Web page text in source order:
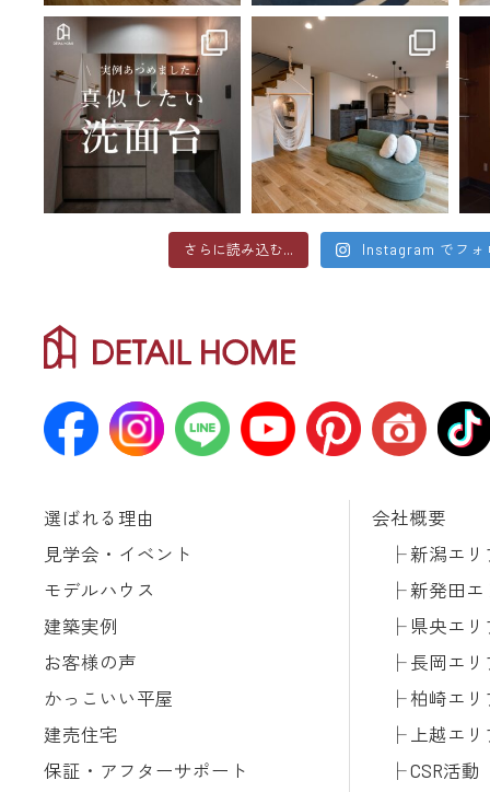
さらに読み込む... Instagram でフォ
選ばれる理由
見学会・イベント
モデルハウス
建築実例
お客様の声
かっこいい平屋
建売住宅
保証・アフターサポート
会社概要
新潟エリ
新発田エ
県央エリ
長岡エリ
柏崎エリ
上越エリ
CSR活動